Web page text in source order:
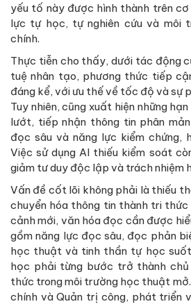
yếu tố này được hình thành trên
lực tự học, tự nghiên cứu và môi
chính.
Thực tiễn cho thấy, dưới tác động
tuệ nhân tạo, phương thức tiếp
đáng kể, với ưu thế về tốc độ và sự
Tuy nhiên, cũng xuất hiện những
lướt, tiếp nhận thông tin phân
đọc sâu và năng lực kiểm chứng,
Việc sử dụng AI thiếu kiểm soát
giảm tư duy độc lập và trách nhiệm
Vấn đề cốt lõi không phải là thiếu
chuyển hóa thông tin thành tri thức
cảnh mới, văn hóa đọc cần được
gồm năng lực đọc sâu, đọc phản
học thuật và tinh thần tự học
học phải từng bước trở thành
thức trong môi trường học thuật
chính và Quản trị công, phát triển